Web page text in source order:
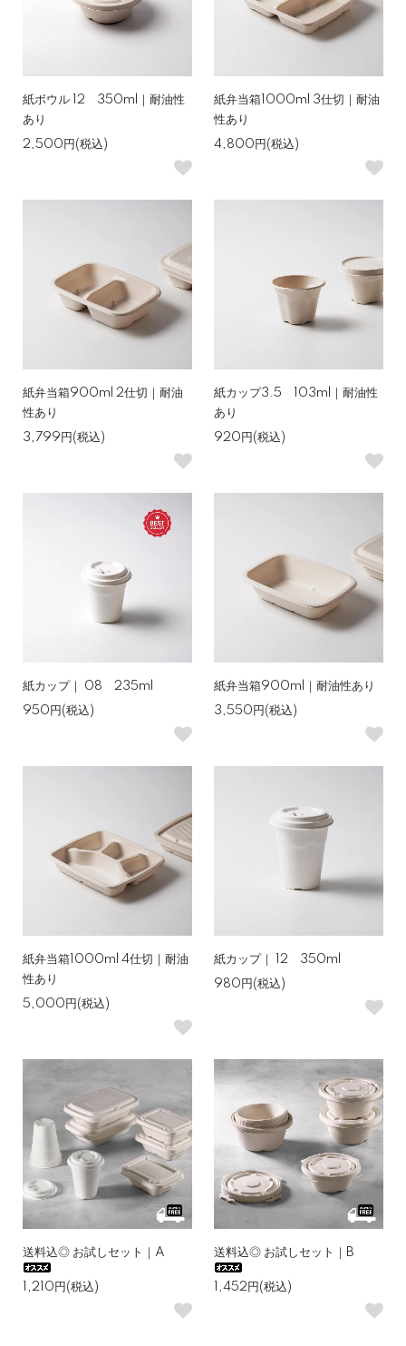
紙ボウル 12 350ml｜耐油性
あり
2,500円(税込)
紙弁当箱1000ml 3仕切｜耐油
性あり
4,800円(税込)
紙弁当箱900ml 2仕切｜耐油
性あり
3,799円(税込)
紙カップ3.5 103ml｜耐油性
あり
920円(税込)
紙カップ｜ 08 235ml
950円(税込)
紙弁当箱900ml｜耐油性あり
3,550円(税込)
紙弁当箱1000ml 4仕切｜耐油
性あり
5,000円(税込)
紙カップ｜ 12 350ml
980円(税込)
送料込◎ お試しセット｜A
1,210円(税込)
送料込◎ お試しセット｜B
1,452円(税込)